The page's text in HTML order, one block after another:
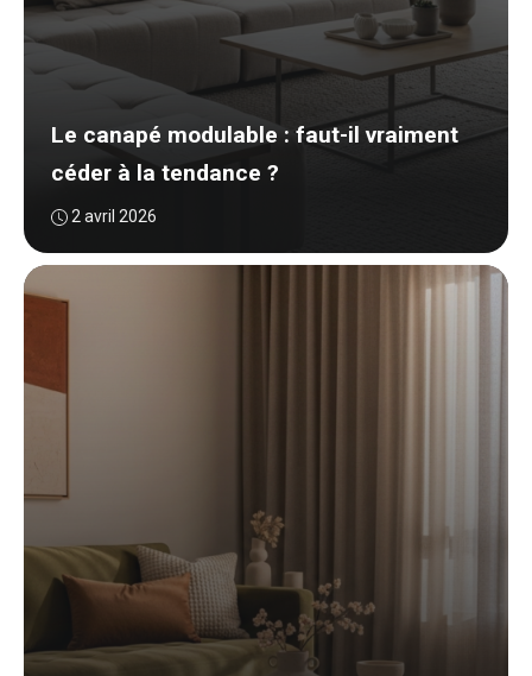
Le canapé modulable : faut-il vraiment
céder à la tendance ?
2 avril 2026